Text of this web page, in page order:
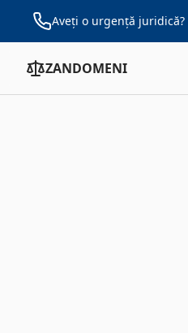
Sari la conținut
Aveți o urgență juridică?
ZANDOMENI